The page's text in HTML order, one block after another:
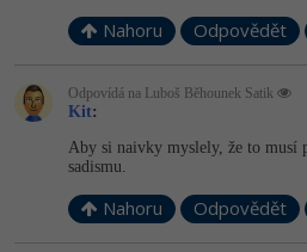
Nahoru Odpovědět
Odpovídá na Luboš Běhounek Satik
Kit:
Aby si naivky myslely, že to musí
sadismu.
Nahoru Odpovědět